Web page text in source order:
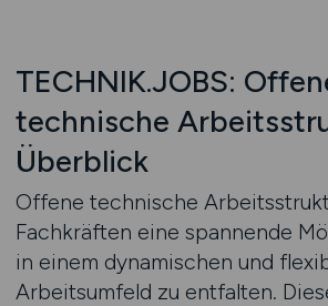
TECHNIK.JOBS:
technische
Überblick
Offene technische
Fachkräften eine spannende
in einem dynamischen und
Arbeitsumfeld zu entfalten.